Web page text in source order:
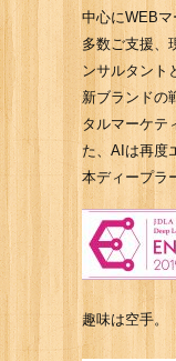
中心にWEB
多数ご支援、
ンサルタント
新ブランドの
タルマーケテ
た、AIは再度
本ディープラ
趣味は空手。